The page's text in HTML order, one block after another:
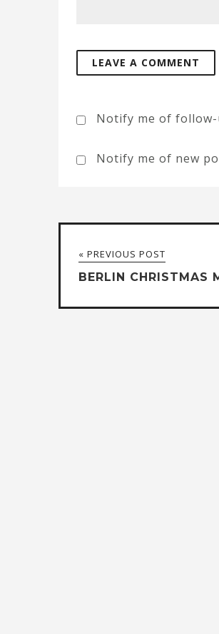
Notify me of follow-
Notify me of new
« PREVIOUS POST
BERLIN CHRISTMAS